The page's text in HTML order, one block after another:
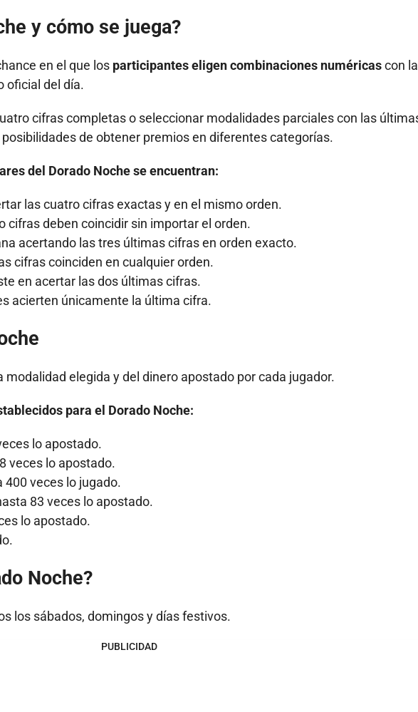
y cómo se juega?
en el que los participantes eligen combinaciones numéricascon la
oficial del día.
cifras completas o seleccionar modalidades parciales con las
de obtener premios en diferentes categorías.
del Dorado Noche se encuentran:
las cuatro cifras exactas y en el mismo orden.
cifras deben coincidir sin importar el orden.
acertando las tres últimas cifras en orden exacto.
cifras coinciden en cualquier orden.
en acertar las dos últimas cifras.
acierten únicamente la última cifra.
modalidad elegida y del dinero apostado por cada jugador.
para el Dorado Noche:
lo apostado.
veces lo apostado.
veces lo jugado.
83 veces lo apostado.
lo apostado.
Noche?
los sábados, domingos y días festivos.
PUBLICIDAD